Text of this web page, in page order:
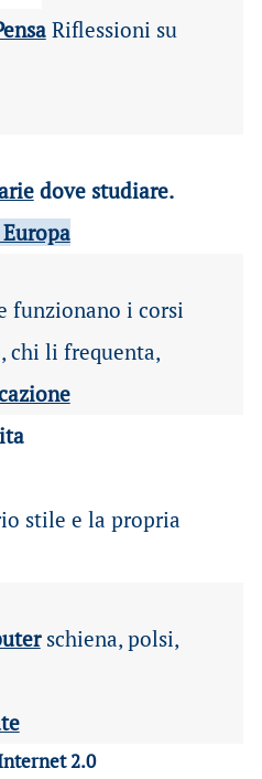
Riflessioni su
dove studiare.
funzionano i corsi
chi li frequenta,
stile e la propria
schiena, polsi,